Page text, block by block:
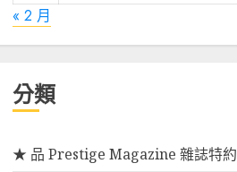
« 2 月
分類
★ 品 Prestige Magazine 雜誌特約